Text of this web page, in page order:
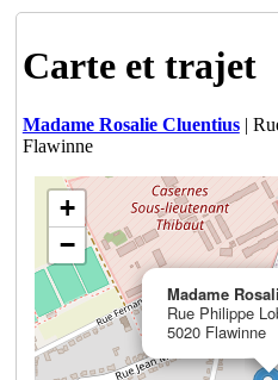
Carte et trajet
Madame Rosalie Cluentius|
Flawinne
Madame
Rue Philippe
5020 Flawinne
+
−